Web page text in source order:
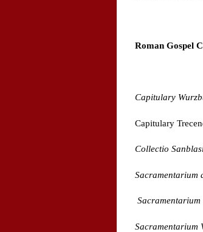
Roman Gospel
Capitulary
Capitulary
Collectio
Sacramentarium
Sacramentarium
Sacramentarium